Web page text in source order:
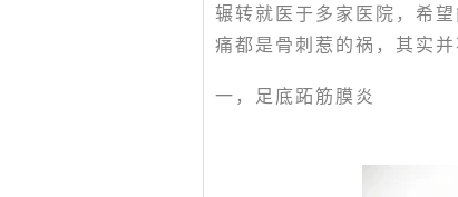
辗转就医于多家医院，希
痛都是骨刺惹的祸，其实并
一， 足底跖筋膜炎